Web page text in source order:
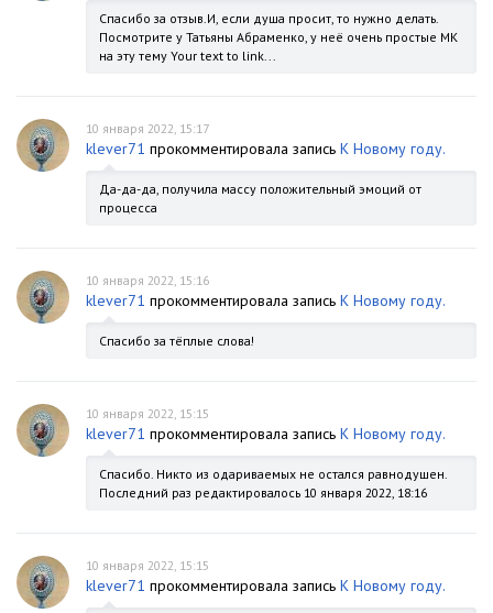
Спасибо за отзыв.И, если душа просит, то нужно делать.
Посмотрите у Татьяны Абраменко, у неё очень простые МК
на эту тему Your text to link...
10 января 2022, 15:17
klever71 прокомментировала запись К Новому году.
Да-да-да, получила массу положительный эмоций от
процесса
10 января 2022, 15:16
klever71 прокомментировала запись К Новому году.
Спасибо за тёплые слова!
10 января 2022, 15:15
klever71 прокомментировала запись К Новому году.
Спасибо. Никто из одариваемых не остался равнодушен.
Последний раз редактировалось 10 января 2022, 18:16
10 января 2022, 15:15
klever71 прокомментировала запись К Новому году.